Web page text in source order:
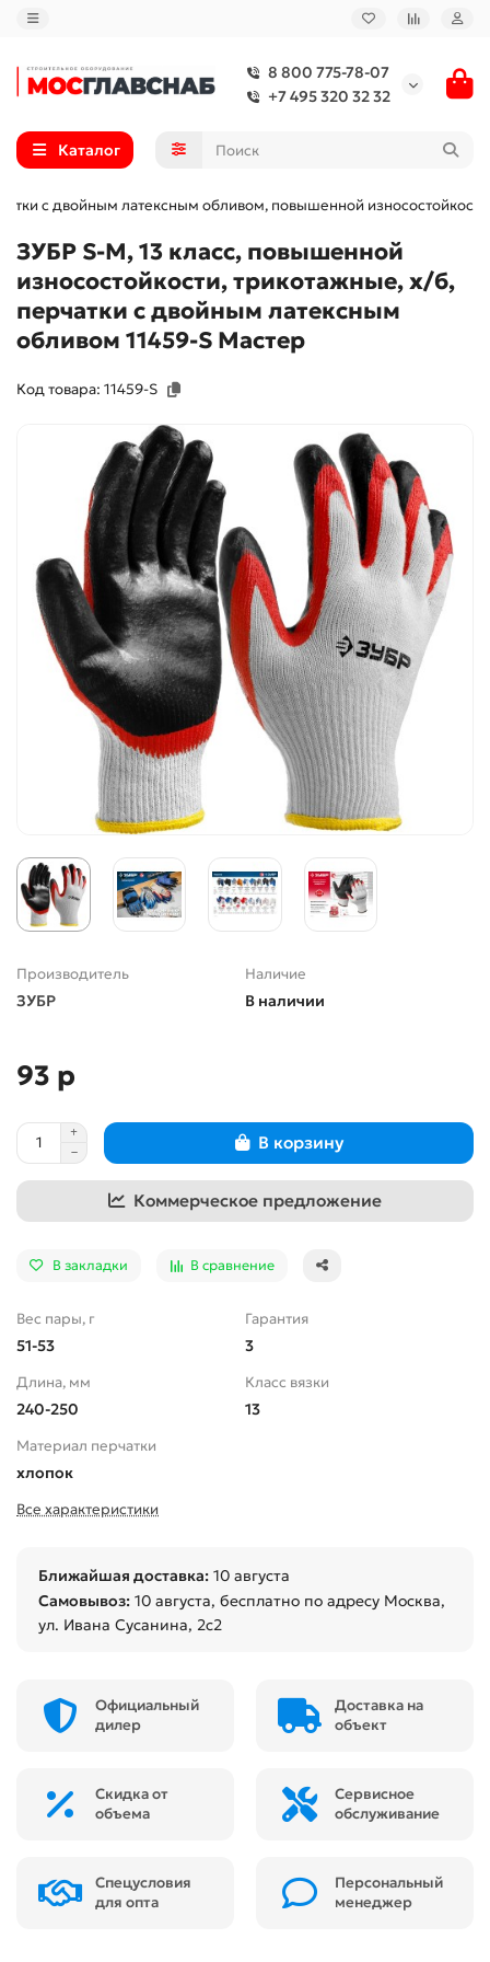
8 800 775-78-07
+7 495 320 32 32
Каталог
с двойным латексным обливом, повышенной износостойкости,
ЗУБР S-M, 13 класс, повышенной
износостойкости, трикотажные, х/б,
перчатки с двойным латексным
обливом 11459-S Мастер
Код товара: 11459-S
Производитель
ЗУБР
Наличие
В наличии
93 р
В корзину
Коммерческое предложение
В закладки В сравнение
Вес пары, г
51-53
Гарантия
3
Длина, мм
240-250
Класс вязки
13
Материал перчатки
хлопок
Все характеристики
Ближайшая доставка: 10 августа
Самовывоз: 10 августа, бесплатно по адресу Москва,
ул. Ивана Сусанина, 2с2
Официальный
дилер
Доставка на
объект
Скидка от
объема
Сервисное
обслуживание
Спецусловия
для опта
Персональный
менеджер